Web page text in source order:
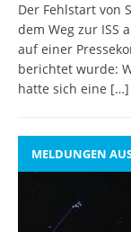
Der Fehlstart von
dem Weg zur ISS
auf einer
berichtet wurde:
hatte sich eine […]
MELDUNGEN